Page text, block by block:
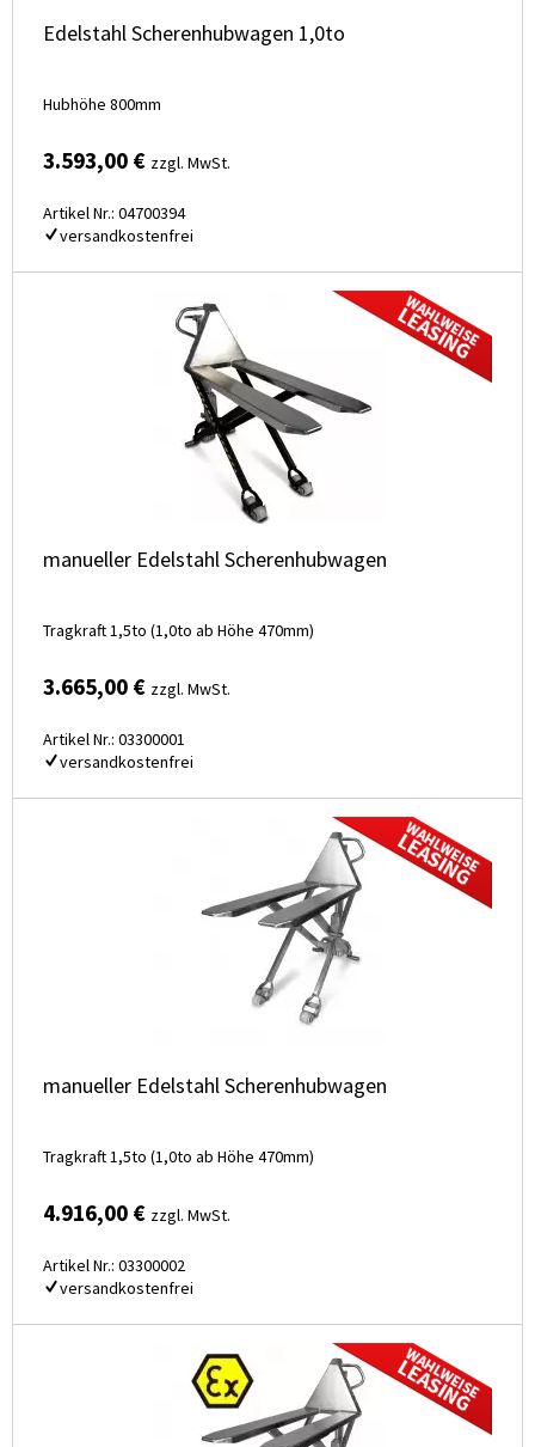
Edelstahl Scherenhubwagen 1,0to
Hubhöhe 800mm
3.593,00 € zzgl. MwSt.
Artikel Nr.: 04700394
versandkostenfrei
manueller Edelstahl Scherenhubwagen
Tragkraft 1,5to (1,0to ab Höhe 470mm)
3.665,00 € zzgl. MwSt.
Artikel Nr.: 03300001
versandkostenfrei
manueller Edelstahl Scherenhubwagen
Tragkraft 1,5to (1,0to ab Höhe 470mm)
4.916,00 € zzgl. MwSt.
Artikel Nr.: 03300002
versandkostenfrei